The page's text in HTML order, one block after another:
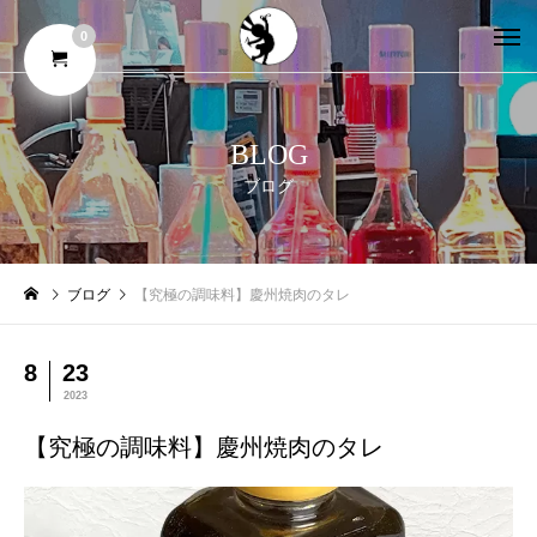
BLOG
ブログ
ブログ 【究極の調味料】慶州焼肉のタレ
8 23
2023
【究極の調味料】慶州焼肉のタレ
0